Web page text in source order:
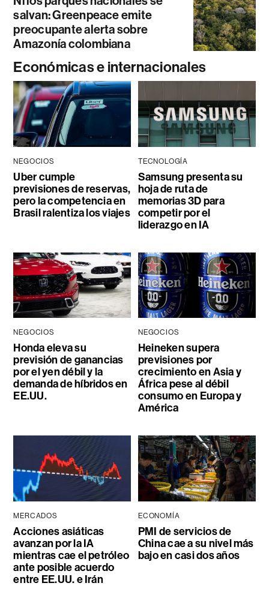
salvan: Greenpeace emite
preocupante alerta sobre
Amazonía colombiana
Económicas e internacionales
NEGOCIOS
Uber cumple
previsiones de reservas,
pero la competencia en
Brasil ralentiza los viajes
TECNOLOGÍA
Samsung presenta su
hoja de ruta de
memorias 3D para
competir por el
liderazgo en IA
NEGOCIOS
Honda eleva su
previsión de ganancias
por el yen débil y la
demanda de híbridos en
EE.UU.
NEGOCIOS
Heineken supera
previsiones por
crecimiento en Asia y
África pese al débil
consumo en Europa y
América
MERCADOS
Acciones asiáticas
avanzan por la IA
mientras cae el petróleo
ante posible acuerdo
entre EE.UU. e Irán
ECONOMÍA
PMI de servicios de
China cae a su nivel más
bajo en casi dos años